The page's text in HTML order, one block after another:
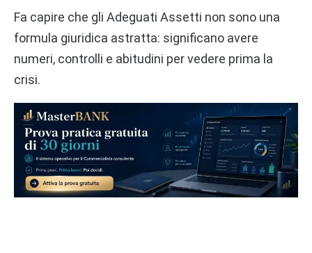
Fa capire che gli Adeguati Assetti non sono una
formula giuridica astratta: significano avere
numeri, controlli e abitudini per vedere prima la
crisi.